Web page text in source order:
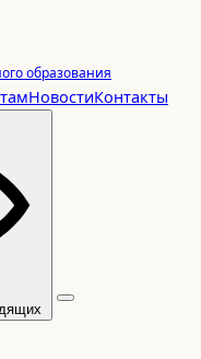
образования
НовостиКонтакты